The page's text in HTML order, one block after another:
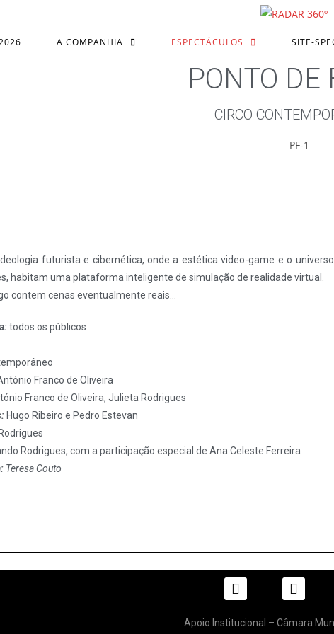
A COMPANHIA ESPECTÁCULOS SITE-
PONTO DE
CIRCO
futurista e cibernética, onde a estética video-game e o
habitam uma plataforma inteligente de simulação de realidade virtual.
contem cenas eventualmente reais…
todos os públicos
Franco de Oliveira
Franco de Oliveira, Julieta Rodrigues
Hugo Ribeiro e Pedro Estevan
Rodrigues, com a participação especial de Ana Celeste Ferreira
Teresa Couto
Apoio Institucional – Câmara